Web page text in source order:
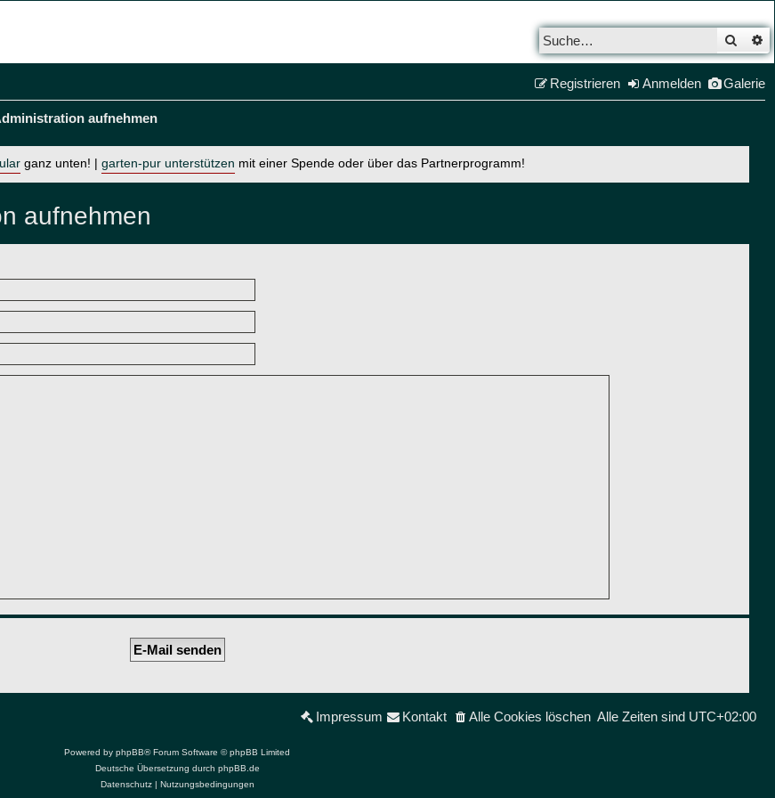
Galerie
Anmelden
Registrieren
aufnehmen
ganz unten! | garten-pur unterstützen mit einer Spende oder über das Partnerprogramm!
aufnehmen
Alle Zeiten sind UTC+02:00
Alle Cookies löschen
Impressum Kontakt
Powered by phpBB® Forum Software © phpBB Limited
Deutsche Übersetzung durch phpBB.de
Datenschutz| Nutzungsbedingungen